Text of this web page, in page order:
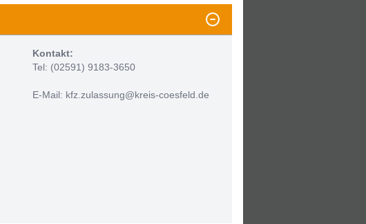
Kontakt:
Tel: (02591) 9183-3650
E-Mail: kfz.zulassung@kreis-coesfeld.de